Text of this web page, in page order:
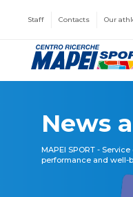
Staff Contacts Our
News
MAPEI SPORT -
performance and well-